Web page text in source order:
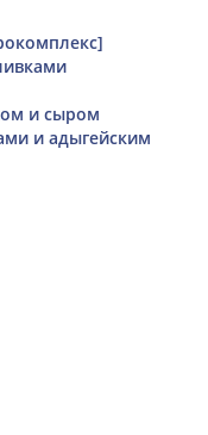
и сыром
и адыгейским